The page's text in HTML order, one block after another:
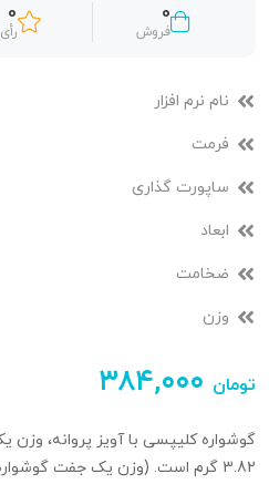
0
فروش
0
رأی
نام نرم افزار
فرمت
ساپورت گذاری
ابعاد
ضخامت
وزن
۳۸۴,۰۰۰ تومان
3.82 گرم است. (وزن یک جفت گوشواره 7.62 گرم )